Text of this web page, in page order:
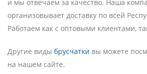
и мы отвечаем за качество. Наша
организовывает доставку по всей
Работаем как с оптовыми клиентами,
Другие виды брусчатки вы можете
на нашем сайте.